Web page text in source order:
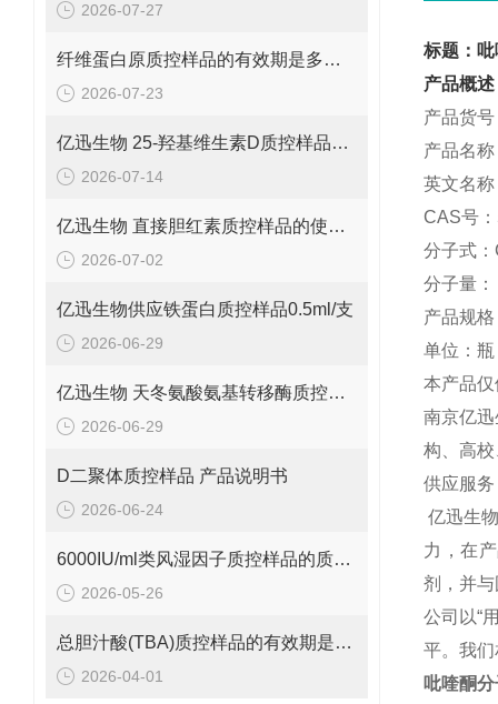
2026-07-27
纤维蛋白原质控样品的有效期是多久呢？
2026-07-23
亿迅生物 25-羟基维生素D质控样品的浓度是多少呢？
2026-07-14
亿迅生物 直接胆红素质控样品的使用方法
2026-07-02
亿迅生物供应铁蛋白质控样品0.5ml/支
2026-06-29
亿迅生物 天冬氨酸氨基转移酶质控样品的质控靶值是多少呢？
2026-06-29
D二聚体质控样品 产品说明书
2026-06-24
6000IU/ml类风湿因子质控样品的质控范围是多少呢？
2026-05-26
总胆汁酸(TBA)质控样品的有效期是多久呢？
2026-04-01
标题：
产品概述
产品货
产品名称
英文名
CAS号
分子式
分子量
产品规
单位：瓶
本产品
南京亿
构、高
供应服
亿迅生
力，在
剂，并
公司以“
平。我
吡喹酮